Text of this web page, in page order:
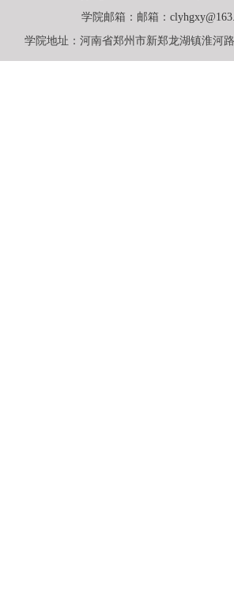
学院邮箱：邮箱：
学院地址：河南省郑州市新郑龙湖镇淮河